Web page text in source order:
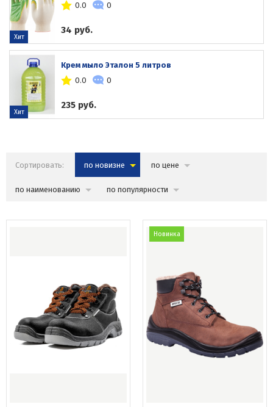
0.0
0
34 руб.
Хит
Крем мыло Эталон 5 литров
0.0
0
235 руб.
Хит
Сортировать: по новизне по цене
по наименованию по популярности
Новинка